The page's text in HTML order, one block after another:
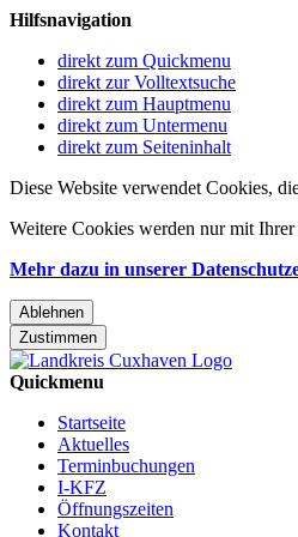
Hilfsnavigation
direkt zum Quickmenu
direkt zur Volltextsuche
direkt zum Hauptmenu
direkt zum Untermenu
direkt zum Seiteninhalt
Diese Website verwendet Cookies,
Weitere Cookies werden nur mit
Mehr dazu in unserer
Ablehnen
Zustimmen
Quickmenu
Startseite
Aktuelles
Terminbuchungen
I-KFZ
Öffnungszeiten
Kontakt